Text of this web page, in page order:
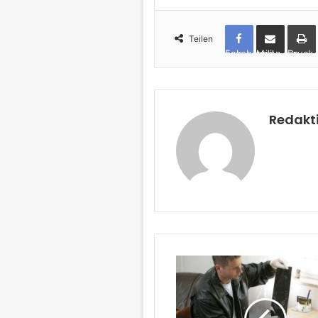
Teilen
Facebook per Mail teilen Drucken